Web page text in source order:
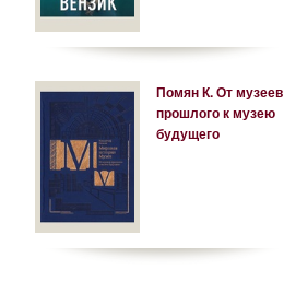
Помян К. От музеев
прошлого к музею
будущего